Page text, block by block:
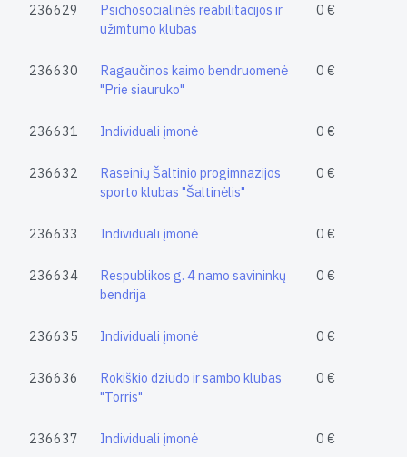
236629
Psichosocialinės reabilitacijos ir
užimtumo klubas
0 €
236630
Ragaučinos kaimo bendruomenė
"Prie siauruko"
0 €
236631 Individuali įmonė 0 €
236632
Raseinių Šaltinio progimnazijos
sporto klubas "Šaltinėlis"
0 €
236633 Individuali įmonė 0 €
236634
Respublikos g. 4 namo savininkų
bendrija
0 €
236635 Individuali įmonė 0 €
236636
Rokiškio dziudo ir sambo klubas
"Torris"
0 €
236637 Individuali įmonė 0 €